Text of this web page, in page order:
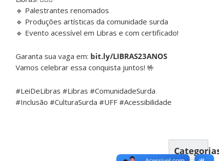
🔹 Palestrantes renomados
🔹 Produções artísticas da comunidade surda
🔹 Evento acessível em Libras e com certificado!
Garanta sua vaga em: bit.ly/LIBRAS23ANOS
Vamos celebrar essa conquista juntos! 🤟
#LeiDeLibras #Libras #ComunidadeSurda
#Inclusão #CulturaSurda #UFF #Acessibilidade